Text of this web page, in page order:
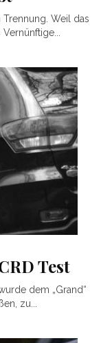
Weil das
Test
dem „Grand“
zu...